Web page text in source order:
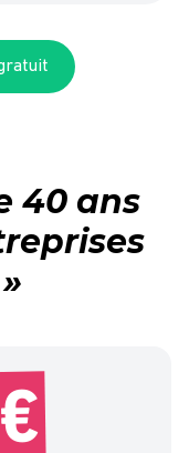
40 ans